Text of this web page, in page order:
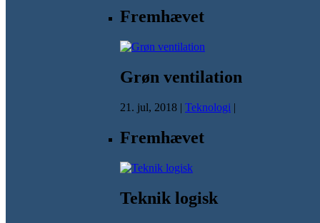
Fremhævet
Grøn ventilation
21. jul, 2018 | Teknologi |
Fremhævet
Teknik logisk